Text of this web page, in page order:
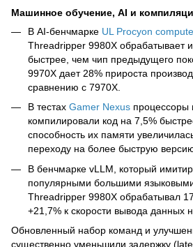
Машинное обучение, AI и
В AI-бенчмарке UL Procyon
Threadripper 9980X обрабатывает
быстрее, чем чип предыдущего
9970X дает 28% прироста
сравнению с 7970X.
В тестах Gamer Nexus процессоры
компилировали код на 7,5%
способность их памяти
переходу на более быструю
В бенчмарке vLLM, который
популярными большими
Threadripper 9980X обрабатывал
+21,7% к скорости вывода данных
Обновленный набор команд и
существенно уменьшили задержку